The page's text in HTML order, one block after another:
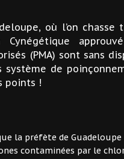
où l’on chasse
Cynégétique
(PMA) sont sans
système de
points !
la préfète de
contaminées par le